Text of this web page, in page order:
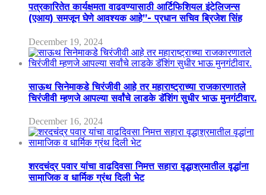
पत्रकारितेत कार्यक्षमता वाढवण्यासाठी आर्टिफिशियल इंटेलिजन्स
(एआय) समजून घेणे आवश्यक आहे”- प्रधान सचिव ब्रिजेश सिंह
December 19, 2024
साऊथ सिनेमाकडे चिरंजीवी आहे तर महाराष्ट्राच्या राजकारणातले
चिरंजीवी म्हणजे आपल्या सर्वांचे लाडके डॅशिंग सुधीर भाऊ मुनगंटीवार.
December 16, 2024
शरदचंद्र पवार यांचा वाढदिवसा निमत्त सहारा वृद्धाश्रमातील वृद्धांना
सामाजिक व धार्मिक ग्रंथ दिली भेट